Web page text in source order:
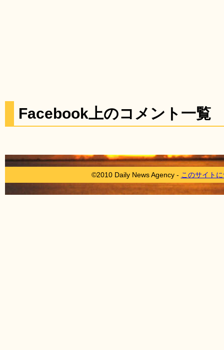
Facebook上のコメント一覧
©2010 Daily News Agency - このサイト